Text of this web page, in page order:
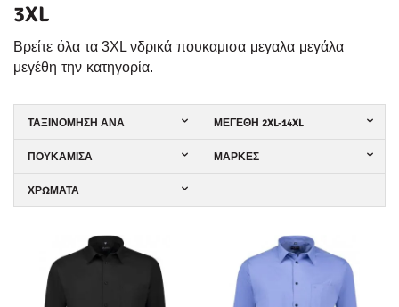
3XL
Βρείτε όλα τα 3XL νδρικά πουκαμισα μεγαλα μεγάλα
μεγέθη την κατηγορία.
ΤΑΞΙΝΌΜΗΣΗ ΑΝΆ ΜΕΓΈΘΗ 2XL-14XL
ΠΟΥΚΆΜΙΣΑ ΜΆΡΚΕΣ
ΧΡΏΜΑΤΑ